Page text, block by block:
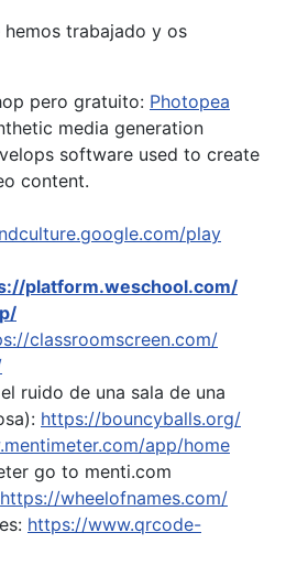
hemos trabajado y os
pero gratuito: Photopea
media generation
software used to create
content.
play
platform.weschool.com/
classroomscreen.com/
ruido de una sala de una
https://bouncyballs.org/
app/home
go to menti.com
https://wheelofnames.com/
https://www.qrcode-